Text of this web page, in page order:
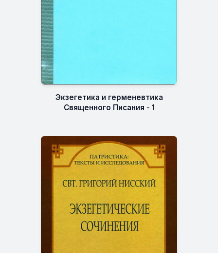
Экзегетика и герменевтика
Священного Писания - 1